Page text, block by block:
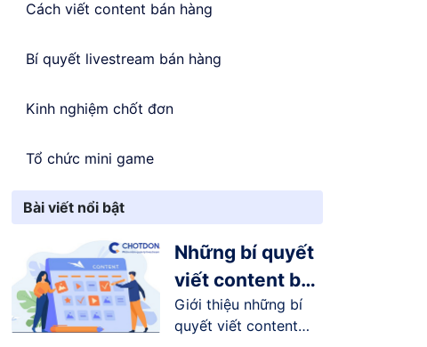
Cách viết content bán hàng
Bí quyết livestream bán hàng
Kinh nghiệm chốt đơn
Tổ chức mini game
Bài viết nổi bật
Những bí quyết
viết content bán
hàng online trên
Facebook
Giới thiệu những bí
quyết viết content